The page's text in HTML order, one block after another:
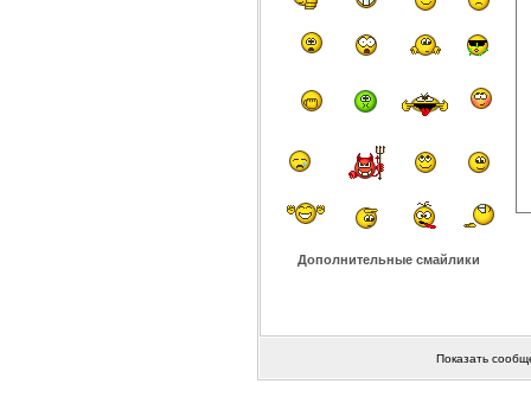
Дополнительные смайлики
Показать